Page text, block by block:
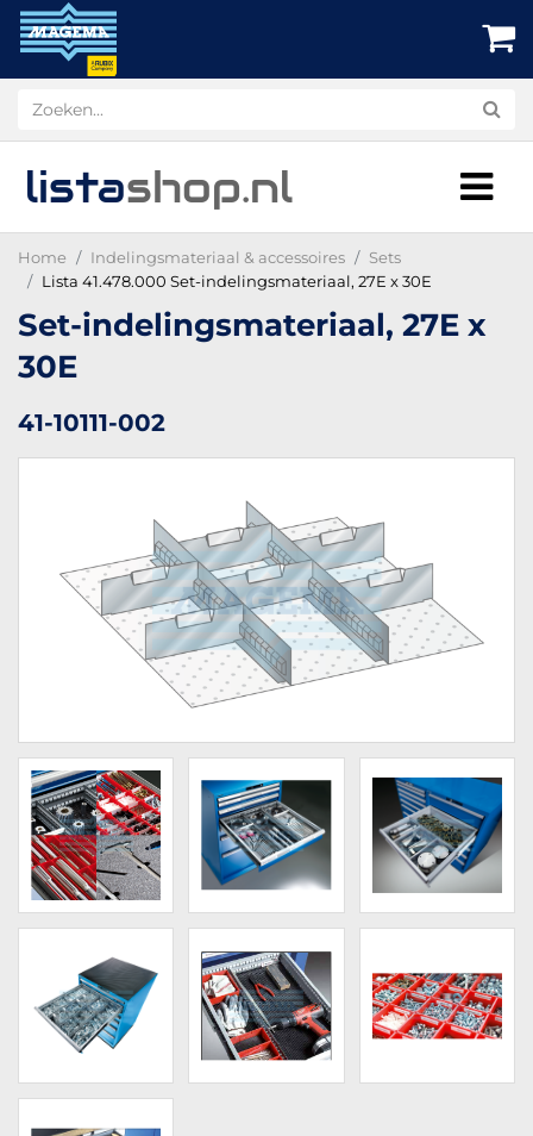
listashop.nl
Home Indelingsmateriaal & accessoires
Sets
Lista 41.478.000 Set-indelingsmateriaal, 27E x 30E
Set-indelingsmateriaal, 27E x
30E
41-10111-002